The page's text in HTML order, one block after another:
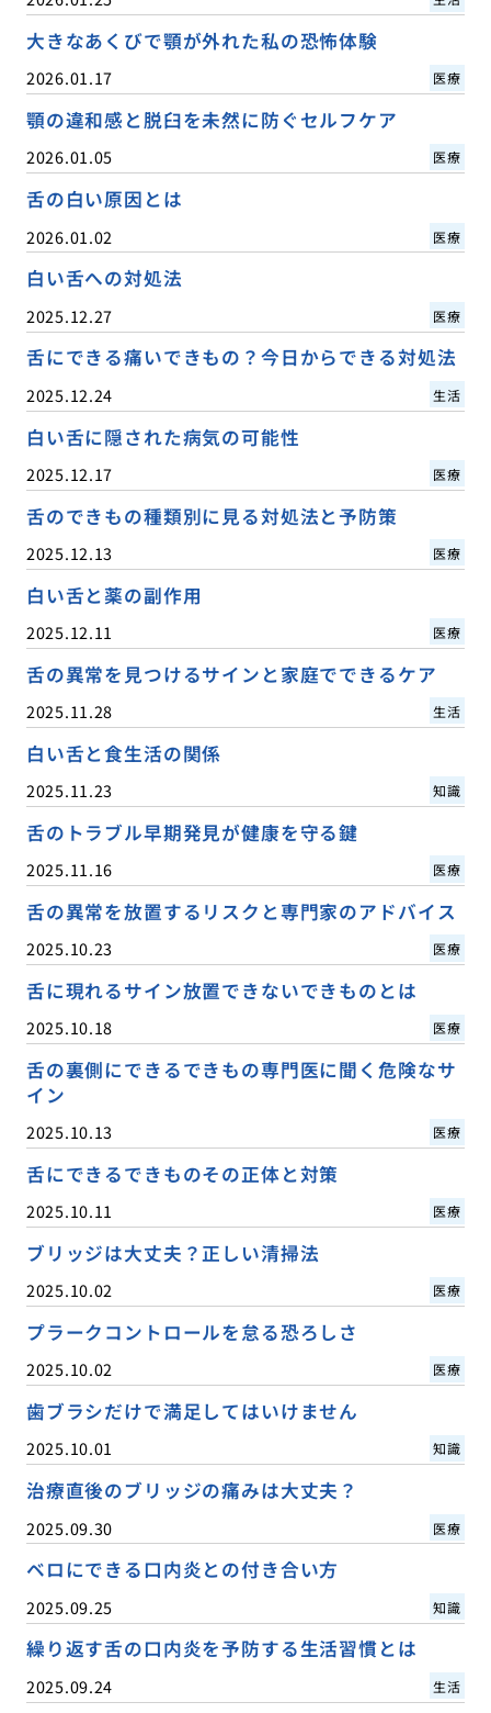
大きなあくびで顎が外れた私の恐怖体験
2026.01.17 医療
顎の違和感と脱臼を未然に防ぐセルフケア
2026.01.05 医療
舌の白い原因とは
2026.01.02 医療
白い舌への対処法
2025.12.27 医療
舌にできる痛いできもの？今日からできる対処法
2025.12.24 生活
白い舌に隠された病気の可能性
2025.12.17 医療
舌のできもの種類別に見る対処法と予防策
2025.12.13 医療
白い舌と薬の副作用
2025.12.11 医療
舌の異常を見つけるサインと家庭でできるケア
2025.11.28 生活
白い舌と食生活の関係
2025.11.23 知識
舌のトラブル早期発見が健康を守る鍵
2025.11.16 医療
舌の異常を放置するリスクと専門家のアドバイス
2025.10.23 医療
舌に現れるサイン放置できないできものとは
2025.10.18 医療
舌の裏側にできるできもの専門医に聞く危険なサ
イン
2025.10.13 医療
舌にできるできものその正体と対策
2025.10.11 医療
ブリッジは大丈夫？正しい清掃法
2025.10.02 医療
プラークコントロールを怠る恐ろしさ
2025.10.02 医療
歯ブラシだけで満足してはいけません
2025.10.01 知識
治療直後のブリッジの痛みは大丈夫？
2025.09.30 医療
ベロにできる口内炎との付き合い方
2025.09.25 知識
繰り返す舌の口内炎を予防する生活習慣とは
2025.09.24 生活